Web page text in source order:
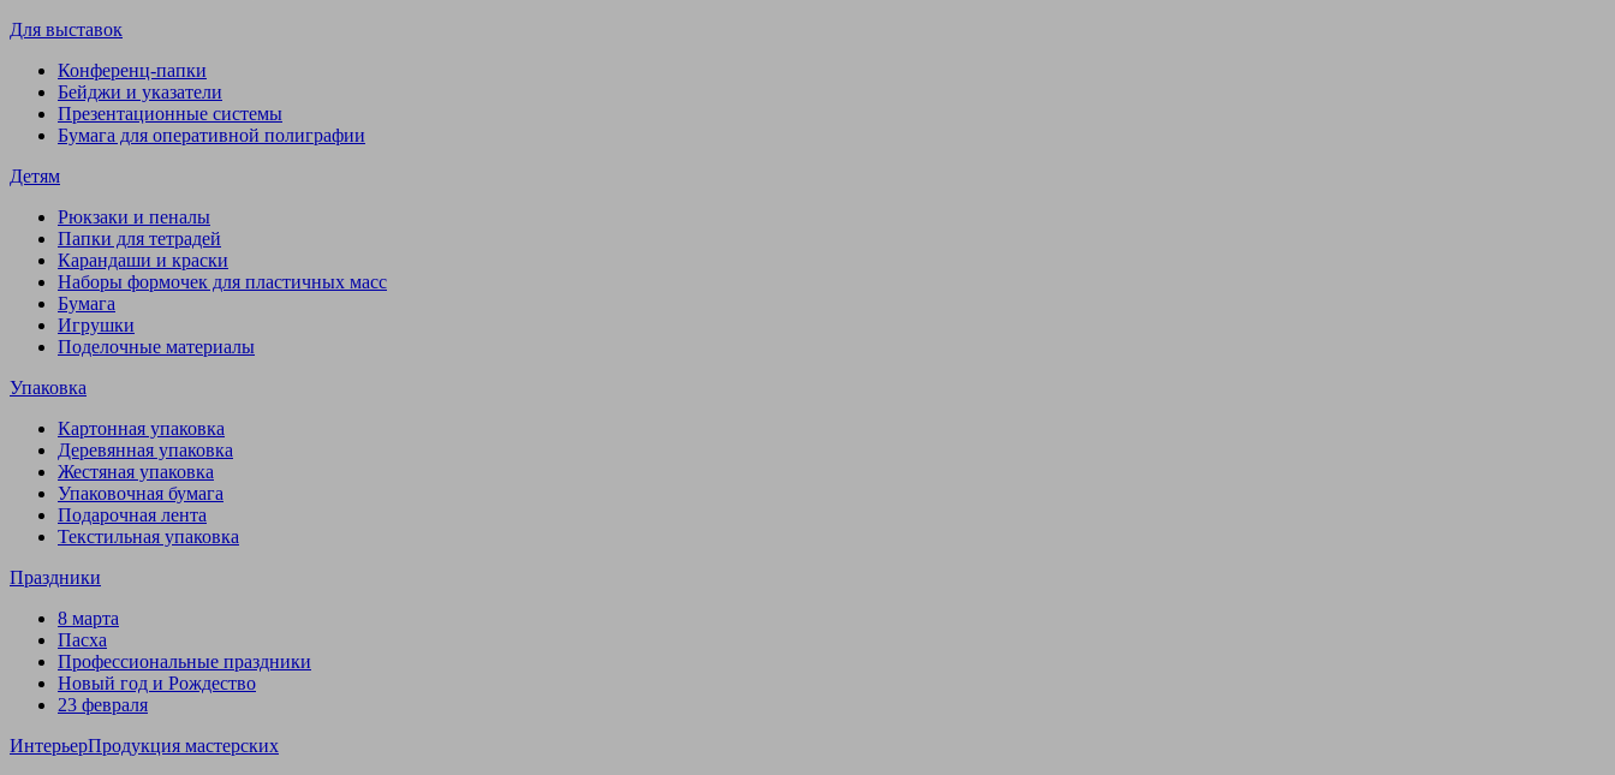
Для выставок
Конференц-папки
Бейджи и указатели
Презентационные системы
Бумага для оперативной полиграфии
Детям
Рюкзаки и пеналы
Папки для тетрадей
Карандаши и краски
Наборы формочек для пластичных масс
Бумага
Игрушки
Поделочные материалы
Упаковка
Картонная упаковка
Деревянная упаковка
Жестяная упаковка
Упаковочная бумага
Подарочная лента
Текстильная упаковка
Праздники
8 марта
Пасха
Профессиональные праздники
Новый год и Рождество
23 февраля
ИнтерьерПродукция мастерских